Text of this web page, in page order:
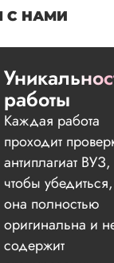
С НАМИ
работы
Каждая работа
проходит
антиплагиат ВУЗ,
чтобы
она полностью
оригинальна и
содержит